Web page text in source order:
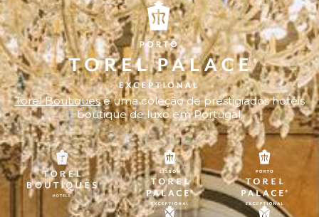
Torel Boutiquesé uma coleção de prestigiados hotéis
boutique de luxo em Portugal.